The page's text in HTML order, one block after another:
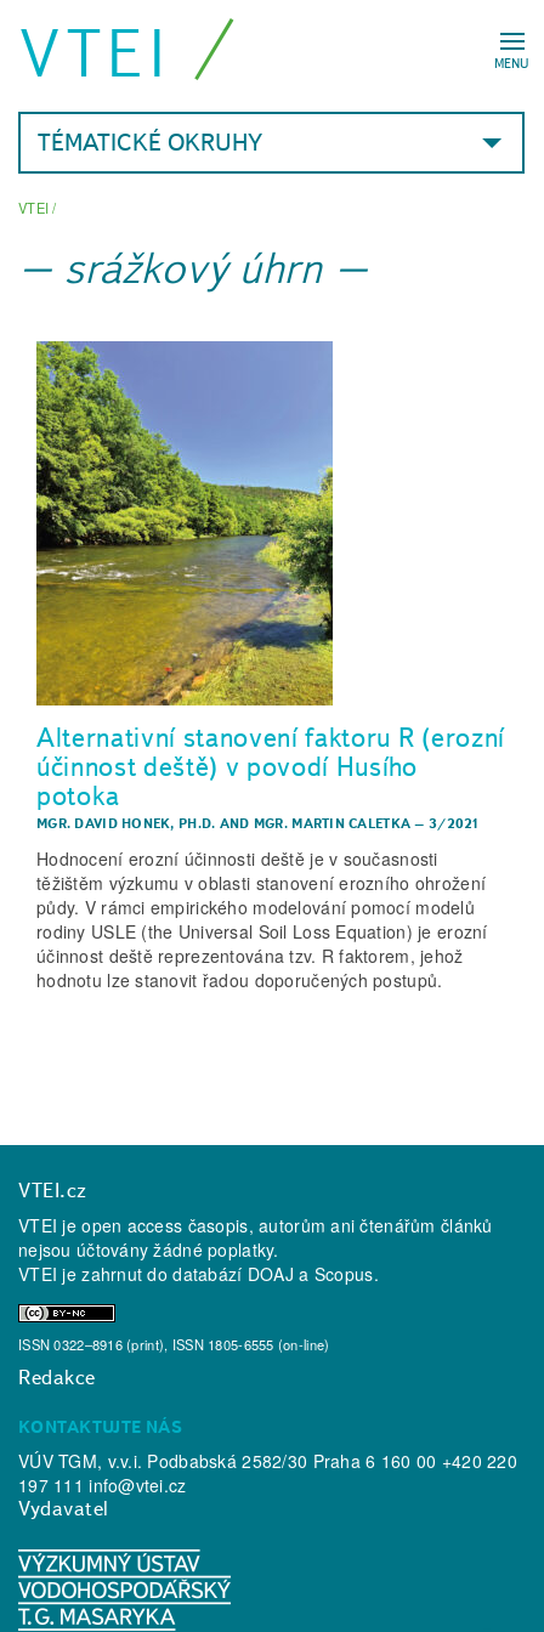
MENU
VTEI
TÉMATICKÉ OKRUHY
VTEI/
srážkový úhrn
Alternativní stanovení faktoru R (erozní
účinnost deště) v povodí Husího
potoka
MGR. DAVID HONEK, PH.D. AND MGR. MARTIN CALETKA –3/2021
Hodnocení erozní účinnosti deště je v současnosti
těžištěm výzkumu v oblasti stanovení erozního ohrožení
půdy. V rámci empirického modelování pomocí modelů
rodiny USLE (the Universal Soil Loss Equation) je erozní
účinnost deště reprezentována tzv. R faktorem, jehož
hodnotu lze stanovit řadou doporučených postupů.
VTEI.cz
VTEI je open access časopis, autorům ani čtenářům článků
nejsou účtovány žádné poplatky.
VTEI je zahrnut do databází DOAJ a Scopus.
ISSN 0322–8916 (print), ISSN 1805-6555 (on-line)
Redakce
KONTAKTUJTE NÁS
VÚV TGM, v.v.i. Podbabská 2582/30 Praha 6 160 00 +420 220
197 111info@vtei.cz
Vydavatel